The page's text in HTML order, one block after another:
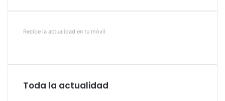
Recibe la actualidad en tu móvil
Toda la actualidad